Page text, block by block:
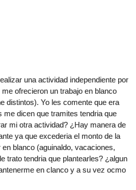
una actividad independiente por
ofrecieron un trabajo en blanco
distintos). Yo les comente que era
dicen que tramites tendria que
mi otra actividad? ¿Hay manera de
ya que excederia el monto de la
blanco (aguinaldo, vacaciones,
trato tendria que plantearles? ¿algun
en clanco y a su vez ocmo